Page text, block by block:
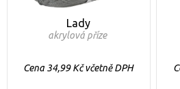
Lady
akrylová příze
Cena 34,99 Kč včetně DPH